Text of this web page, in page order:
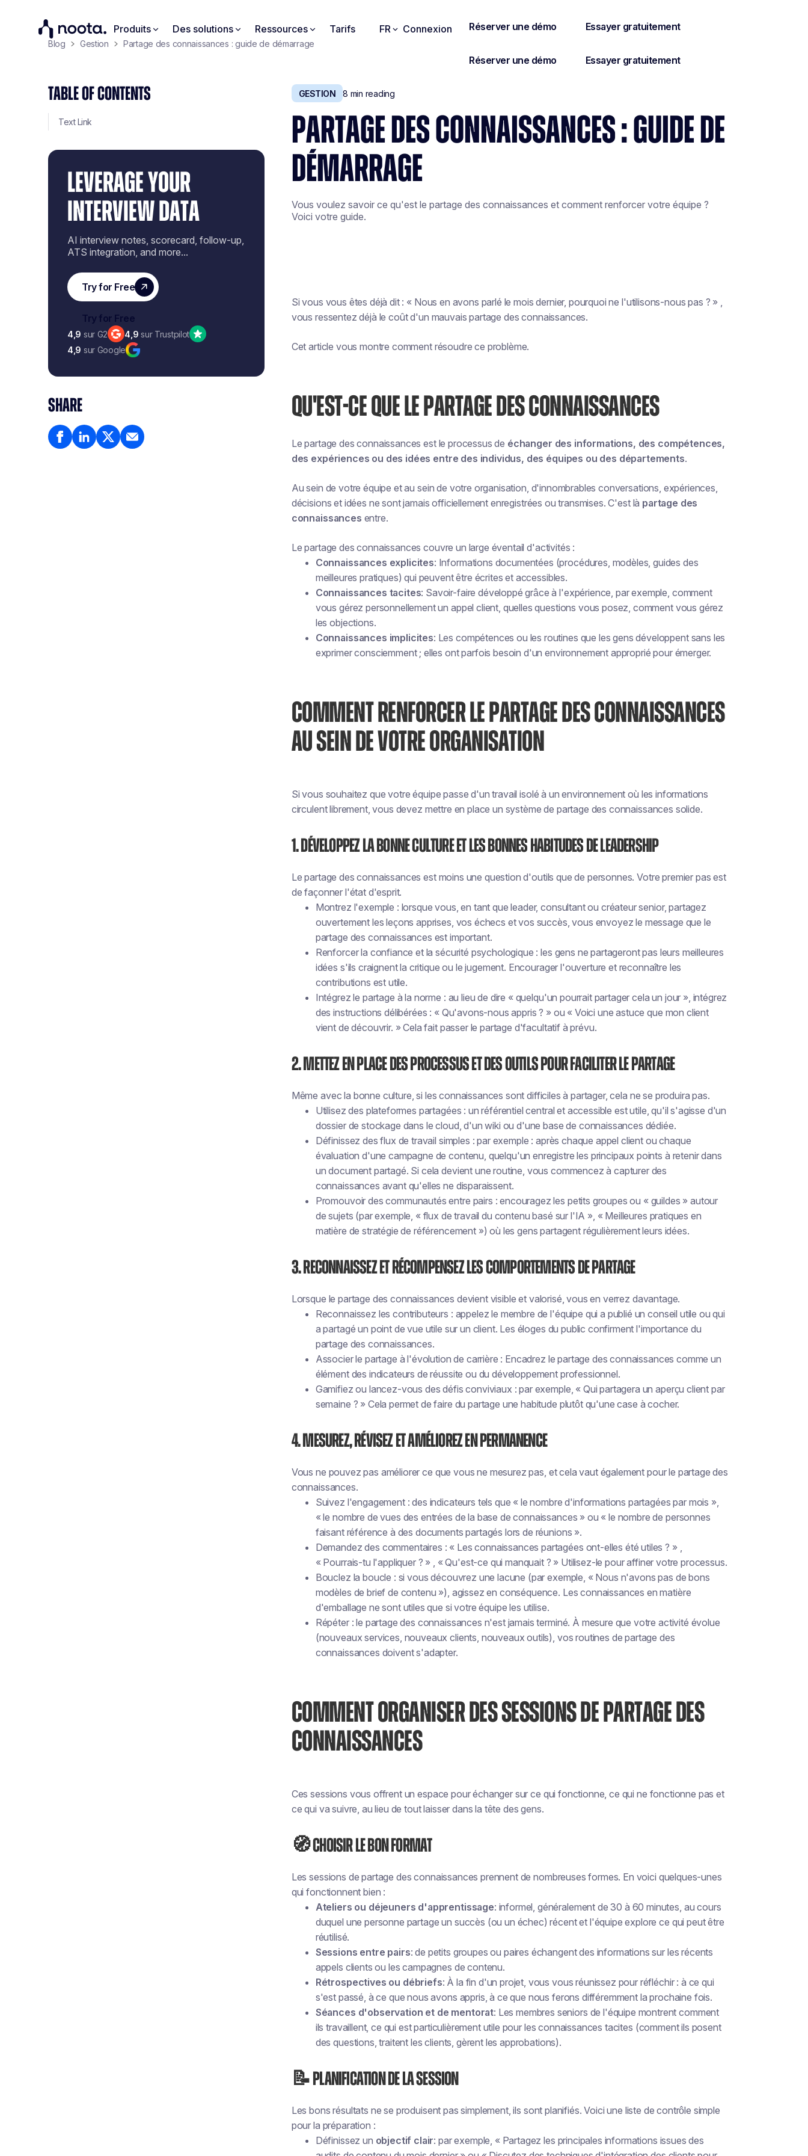
Produits Des solutions Ressources Tarifs FR Connexion
Blog Gestion Partage des connaissances : guide de démarrage
TABLE OF CONTENTS
Text Link
LEVERAGE YOUR
INTERVIEW DATA
AI interview notes, scorecard, follow-up,
ATS integration, and more...
4,9 sur G2 4,9 sur Trustpilot
4,9 sur Google
SHARE
GESTION 8 min reading
PARTAGE DES CONNAISSANCES : GUIDE DE
DÉMARRAGE
Vous voulez savoir ce qu'est le partage des connaissances et comment renforcer votre équipe ?
Voici votre guide.
Si vous vous êtes déjà dit : « Nous en avons parlé le mois dernier, pourquoi ne l'utilisons-nous pas ? » ,
vous ressentez déjà le coût d'un mauvais partage des connaissances.
Cet article vous montre comment résoudre ce problème.
QU'EST-CE QUE LE PARTAGE DES CONNAISSANCES
Le partage des connaissances est le processus de échanger des informations, des compétences,
des expériences ou des idées entre des individus, des équipes ou des départements.
Au sein de votre équipe et au sein de votre organisation, d'innombrables conversations, expériences,
décisions et idées ne sont jamais officiellement enregistrées ou transmises. C'est là partage des
connaissances entre.
Le partage des connaissances couvre un large éventail d'activités :
Connaissances explicites: Informations documentées (procédures, modèles, guides des
meilleures pratiques) qui peuvent être écrites et accessibles.
Connaissances tacites: Savoir-faire développé grâce à l'expérience, par exemple, comment
vous gérez personnellement un appel client, quelles questions vous posez, comment vous gérez
les objections.
Connaissances implicites: Les compétences ou les routines que les gens développent sans les
exprimer consciemment ; elles ont parfois besoin d'un environnement approprié pour émerger.
COMMENT RENFORCER LE PARTAGE DES CONNAISSANCES
AU SEIN DE VOTRE ORGANISATION
Si vous souhaitez que votre équipe passe d'un travail isolé à un environnement où les informations
circulent librement, vous devez mettre en place un système de partage des connaissances solide.
1. Développez la bonne culture et les bonnes habitudes de leadership
Le partage des connaissances est moins une question d'outils que de personnes. Votre premier pas est
de façonner l'état d'esprit.
Montrez l'exemple : lorsque vous, en tant que leader, consultant ou créateur senior, partagez
ouvertement les leçons apprises, vos échecs et vos succès, vous envoyez le message que le
partage des connaissances est important.
Renforcer la confiance et la sécurité psychologique : les gens ne partageront pas leurs meilleures
idées s'ils craignent la critique ou le jugement. Encourager l'ouverture et reconnaître les
contributions est utile.
Intégrez le partage à la norme : au lieu de dire « quelqu'un pourrait partager cela un jour », intégrez
des instructions délibérées : « Qu'avons-nous appris ? » ou « Voici une astuce que mon client
vient de découvrir. » Cela fait passer le partage d'facultatif à prévu.
2. Mettez en place des processus et des outils pour faciliter le partage
Même avec la bonne culture, si les connaissances sont difficiles à partager, cela ne se produira pas.
Utilisez des plateformes partagées : un référentiel central et accessible est utile, qu'il s'agisse d'un
dossier de stockage dans le cloud, d'un wiki ou d'une base de connaissances dédiée.
Définissez des flux de travail simples : par exemple : après chaque appel client ou chaque
évaluation d'une campagne de contenu, quelqu'un enregistre les principaux points à retenir dans
un document partagé. Si cela devient une routine, vous commencez à capturer des
connaissances avant qu'elles ne disparaissent.
Promouvoir des communautés entre pairs : encouragez les petits groupes ou « guildes » autour
de sujets (par exemple, « flux de travail du contenu basé sur l'IA », « Meilleures pratiques en
matière de stratégie de référencement ») où les gens partagent régulièrement leurs idées.
3. Reconnaissez et récompensez les comportements de partage
Lorsque le partage des connaissances devient visible et valorisé, vous en verrez davantage.
Reconnaissez les contributeurs : appelez le membre de l'équipe qui a publié un conseil utile ou qui
a partagé un point de vue utile sur un client. Les éloges du public confirment l'importance du
partage des connaissances.
Associer le partage à l'évolution de carrière : Encadrez le partage des connaissances comme un
élément des indicateurs de réussite ou du développement professionnel.
Gamifiez ou lancez-vous des défis conviviaux : par exemple, « Qui partagera un aperçu client par
semaine ? » Cela permet de faire du partage une habitude plutôt qu'une case à cocher.
4. Mesurez, révisez et améliorez en permanence
Vous ne pouvez pas améliorer ce que vous ne mesurez pas, et cela vaut également pour le partage des
connaissances.
Suivez l'engagement : des indicateurs tels que « le nombre d'informations partagées par mois »,
« le nombre de vues des entrées de la base de connaissances » ou « le nombre de personnes
faisant référence à des documents partagés lors de réunions ».
Demandez des commentaires : « Les connaissances partagées ont-elles été utiles ? » ,
« Pourrais-tu l'appliquer ? » , « Qu'est-ce qui manquait ? » Utilisez-le pour affiner votre processus.
Bouclez la boucle : si vous découvrez une lacune (par exemple, « Nous n'avons pas de bons
modèles de brief de contenu »), agissez en conséquence. Les connaissances en matière
d'emballage ne sont utiles que si votre équipe les utilise.
Répéter : le partage des connaissances n'est jamais terminé. À mesure que votre activité évolue
(nouveaux services, nouveaux clients, nouveaux outils), vos routines de partage des
connaissances doivent s'adapter.
COMMENT ORGANISER DES SESSIONS DE PARTAGE DES
CONNAISSANCES
Ces sessions vous offrent un espace pour échanger sur ce qui fonctionne, ce qui ne fonctionne pas et
ce qui va suivre, au lieu de tout laisser dans la tête des gens.
🧭 Choisir le bon format
Les sessions de partage des connaissances prennent de nombreuses formes. En voici quelques-unes
qui fonctionnent bien :
Ateliers ou déjeuners d'apprentissage: informel, généralement de 30 à 60 minutes, au cours
duquel une personne partage un succès (ou un échec) récent et l'équipe explore ce qui peut être
réutilisé.
Sessions entre pairs: de petits groupes ou paires échangent des informations sur les récents
appels clients ou les campagnes de contenu.
Rétrospectives ou débriefs: À la fin d'un projet, vous vous réunissez pour réfléchir : à ce qui
s'est passé, à ce que nous avons appris, à ce que nous ferons différemment la prochaine fois.
Séances d'observation et de mentorat: Les membres seniors de l'équipe montrent comment
ils travaillent, ce qui est particulièrement utile pour les connaissances tacites (comment ils posent
des questions, traitent les clients, gèrent les approbations).
📝 Planification de la session
Les bons résultats ne se produisent pas simplement, ils sont planifiés. Voici une liste de contrôle simple
pour la préparation :
Définissez un objectif clair: par exemple, « Partagez les principales informations issues des